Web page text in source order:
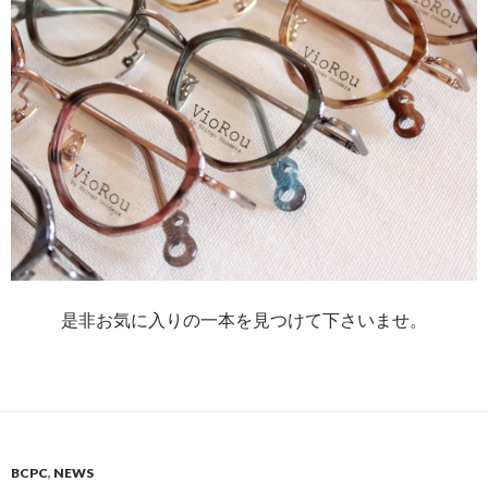
是非お気に入りの一本を見つけて下さいませ。
BCPC, NEWS